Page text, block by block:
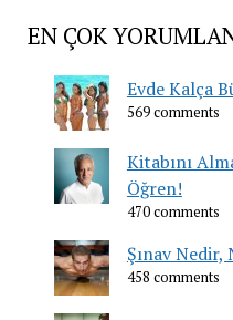
EN ÇOK
Evde Kalça
569 comments
Kitabını
Öğren!
470 comments
Şınav Nedir,
458 comments